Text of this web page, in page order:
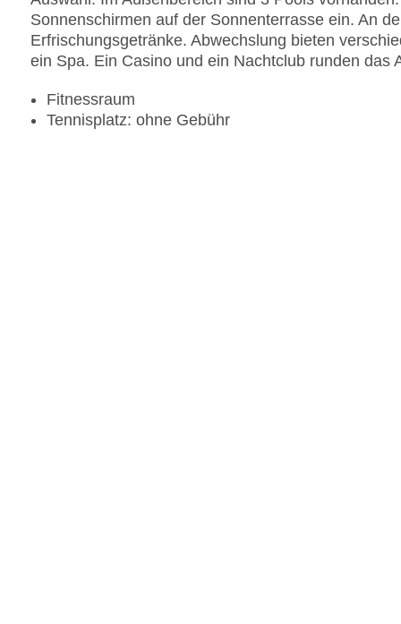
Sonnenschirmen auf der Sonnenterrasse ein. An
Erfrischungsgetränke. Abwechslung bieten
ein Spa. Ein Casino und ein Nachtclub runden das
Fitnessraum
Tennisplatz: ohne Gebühr